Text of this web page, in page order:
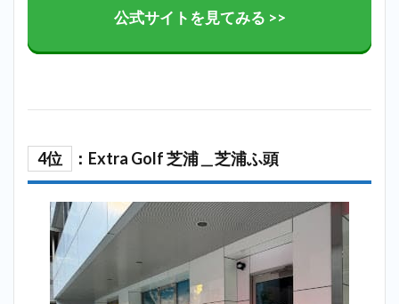
公式サイトを見てみる >>
4位 ：Extra Golf 芝浦＿芝浦ふ頭